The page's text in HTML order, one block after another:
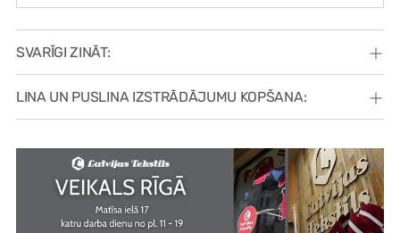
SVARĪGI ZINĀT:
LINA UN PUSLINA IZSTRĀDĀJUMU KOPŠANA: